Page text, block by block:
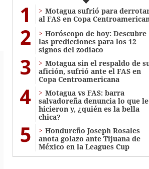
1
Motagua sufrió para
al FAS en Copa
2
Horóscopo de hoy: Descubre
las predicciones para los 12
signos del zodiaco
3
Motagua sin el respaldo de
afición, sufrió ante el FAS en
Copa Centroamericana
4
Motagua vs FAS: barra
salvadoreña denuncia lo que le
hicieron y, ¿quién es la bella
chica?
5
Hondureño Joseph Rosales
anota golazo ante Tijuana de
México en la Leagues Cup